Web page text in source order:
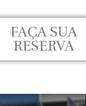
FAÇA SUA
RESERVA